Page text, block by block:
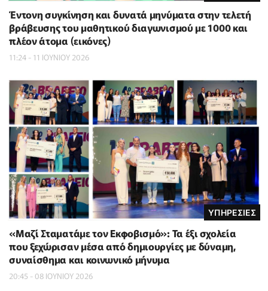
Έντονη συγκίνηση και δυνατά μηνύματα στην τελετή
βράβευσης του μαθητικού διαγωνισμού με 1000 και
πλέον άτομα (εικόνες)
11:24 - 11 ΙΟΥΝΙΟΥ 2026
ΥΠΗΡΕΣΙΕΣ
«Μαζί Σταματάμε τον Εκφοβισμό»: Τα έξι σχολεία
που ξεχώρισαν μέσα από δημιουργίες με δύναμη,
συναίσθημα και κοινωνικό μήνυμα
20:45 - 08 ΙΟΥΝΙΟΥ 2026